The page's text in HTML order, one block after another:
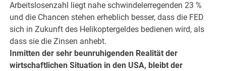
Arbeitslosenzahl liegt nahe schwindelerregenden 23 %
und die Chancen stehen erheblich besser, dass die FED
sich in Zukunft des Helikoptergeldes bedienen wird, als
dass sie die Zinsen anhebt.
Inmitten der sehr beunruhigenden Realität der
wirtschaftlichen Situation in den USA, bleibt der